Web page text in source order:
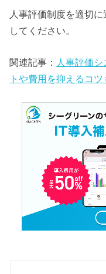
人事評価制度を適切
してください。
関連記事： 人事評価
トや費用を抑えるコ